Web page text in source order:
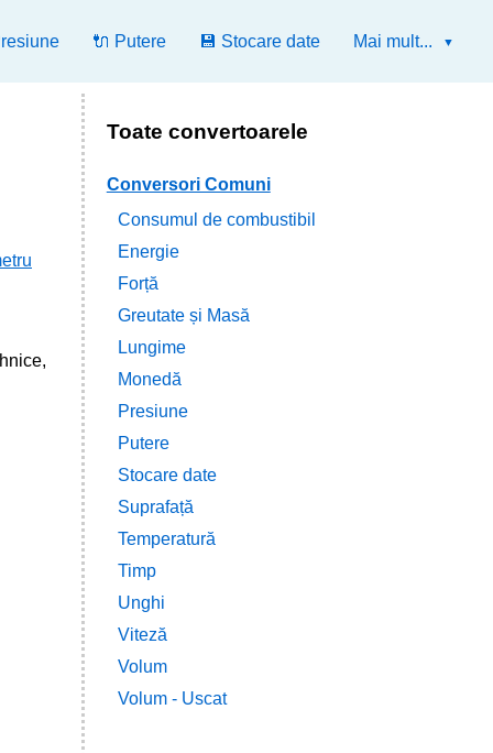
🔌 Putere 💾 Stocare date Mai mult...
Toate convertoarele
Conversori Comuni
Consumul de combustibil
Energie
Forță
Greutate și Masă
Lungime
Monedă
Presiune
Putere
Stocare date
Suprafață
Temperatură
Timp
Unghi
Viteză
Volum
Volum - Uscat